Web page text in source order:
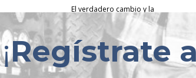
El verdadero cambio y la
profesionalización de nuestra labor
construyen de manera individual; se
logran compartiendo experiencias,
sumando voluntades y trabajando en
equipo. 🤝✨ Te invitamos a...
¡Regístrate